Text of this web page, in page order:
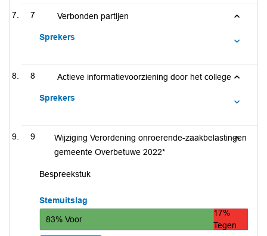
7 Verbonden partijen
Sprekers
8 Actieve informatievoorziening door het college
Sprekers
9
Wijziging Verordening onroerende-zaakbelastingen
gemeente Overbetuwe 2022*
Bespreekstuk
Stemuitslag
83% Voor
17%
Tegen